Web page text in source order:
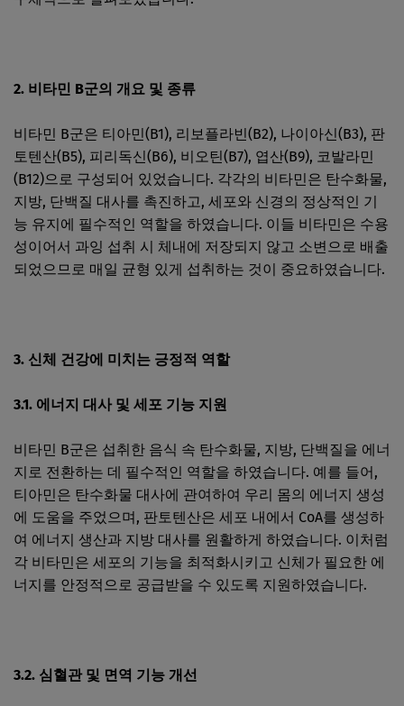
2. 비타민 B군의 개요 및 종류
비타민 B군은 티아민(B1), 리보플라빈(B2), 나이아신(B3), 판
토텐산(B5), 피리독신(B6), 비오틴(B7), 엽산(B9), 코발라민
(B12)으로 구성되어 있었습니다. 각각의 비타민은 탄수화물,
지방, 단백질 대사를 촉진하고, 세포와 신경의 정상적인 기
능 유지에 필수적인 역할을 하였습니다. 이들 비타민은 수용
성이어서 과잉 섭취 시 체내에 저장되지 않고 소변으로 배출
되었으므로 매일 균형 있게 섭취하는 것이 중요하였습니다.
3. 신체 건강에 미치는 긍정적 역할
3.1. 에너지 대사 및 세포 기능 지원
비타민 B군은 섭취한 음식 속 탄수화물, 지방, 단백질을 에너
지로 전환하는 데 필수적인 역할을 하였습니다. 예를 들어,
티아민은 탄수화물 대사에 관여하여 우리 몸의 에너지 생성
에 도움을 주었으며, 판토텐산은 세포 내에서 CoA를 생성하
여 에너지 생산과 지방 대사를 원활하게 하였습니다. 이처럼
각 비타민은 세포의 기능을 최적화시키고 신체가 필요한 에
너지를 안정적으로 공급받을 수 있도록 지원하였습니다.
3.2. 심혈관 및 면역 기능 개선